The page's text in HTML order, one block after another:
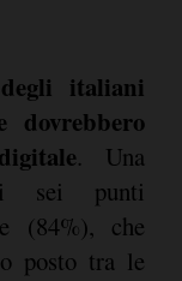
italiani
. Una
di sei punti
(84%), che
posto tra le